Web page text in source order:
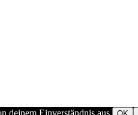
deinem Einverständnis aus.